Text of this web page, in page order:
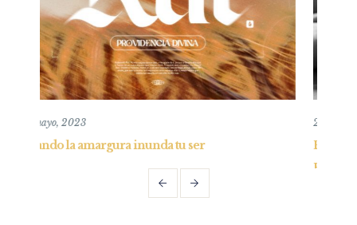
Entendiendo y practicando el perdón
Parte I